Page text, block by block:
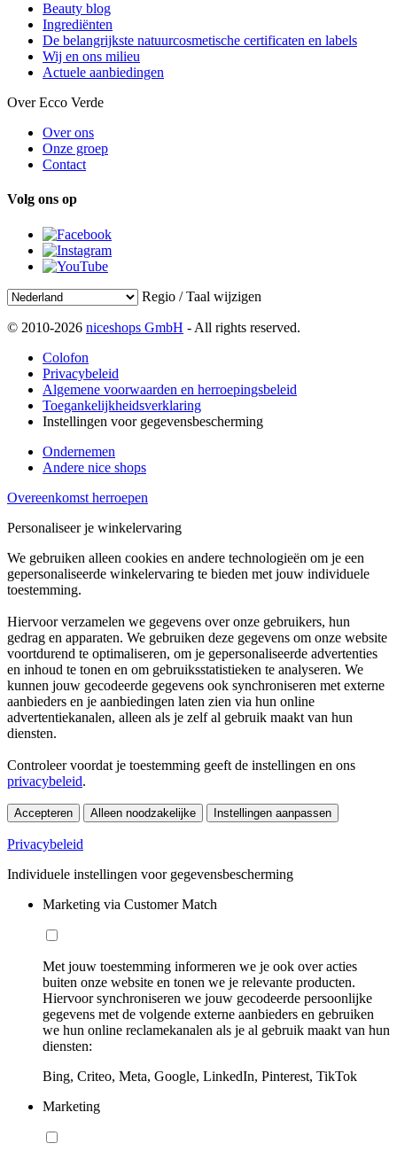
Beauty blog
Ingrediënten
De belangrijkste natuurcosmetische certificaten en labels
Wij en ons milieu
Actuele aanbiedingen
Over Ecco Verde
Over ons
Onze groep
Contact
Volg ons op
Regio / Taal wijzigen
© 2010-2026 niceshops GmbH - All rights reserved.
Colofon
Privacybeleid
Algemene voorwaarden en herroepingsbeleid
Toegankelijkheidsverklaring
Instellingen voor gegevensbescherming
Ondernemen
Andere nice shops
Overeenkomst herroepen
Personaliseer je winkelervaring
We gebruiken alleen cookies en andere technologieën om je een
gepersonaliseerde winkelervaring te bieden met jouw individuele
toestemming.
Hiervoor verzamelen we gegevens over onze gebruikers, hun
gedrag en apparaten. We gebruiken deze gegevens om onze website
voortdurend te optimaliseren, om je gepersonaliseerde advertenties
en inhoud te tonen en om gebruiksstatistieken te analyseren. We
kunnen jouw gecodeerde gegevens ook synchroniseren met externe
aanbieders en je aanbiedingen laten zien via hun online
advertentiekanalen, alleen als je zelf al gebruik maakt van hun
diensten.
Controleer voordat je toestemming geeft de instellingen en ons
privacybeleid.
Accepteren Alleen noodzakelijke Instellingen aanpassen
Privacybeleid
Individuele instellingen voor gegevensbescherming
Marketing via Customer Match
Met jouw toestemming informeren we je ook over acties
buiten onze website en tonen we je relevante producten.
Hiervoor synchroniseren we jouw gecodeerde persoonlijke
gegevens met de volgende externe aanbieders en gebruiken
we hun online reclamekanalen als je al gebruik maakt van hun
diensten:
Bing, Criteo, Meta, Google, LinkedIn, Pinterest, TikTok
Marketing